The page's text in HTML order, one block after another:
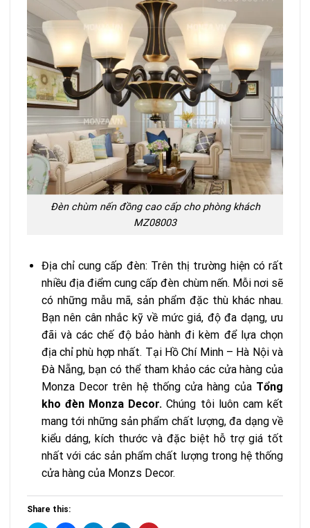
Đèn chùm nến đồng cao cấp cho phòng khách
MZ08003
Địa chỉ cung cấp đèn: Trên thị trường hiện có rất
nhiều địa điểm cung cấp đèn chùm nến. Mỗi nơi sẽ
có những mẫu mã, sản phẩm đặc thù khác nhau.
Bạn nên cân nhắc kỹ về mức giá, độ đa dạng, ưu
đãi và các chế độ bảo hành đi kèm để lựa chọn
địa chỉ phù hợp nhất. Tại Hồ Chí Minh – Hà Nội và
Đà Nẵng, bạn có thể tham khảo các cửa hàng của
Monza Decor trên hệ thống cửa hàng của Tổng
kho đèn Monza Decor. Chúng tôi luôn cam kết
mang tới những sản phẩm chất lượng, đa dạng về
kiểu dáng, kích thước và đặc biệt hỗ trợ giá tốt
nhất với các sản phẩm chất lượng trong hệ thống
cửa hàng của Monzs Decor.
Share this: